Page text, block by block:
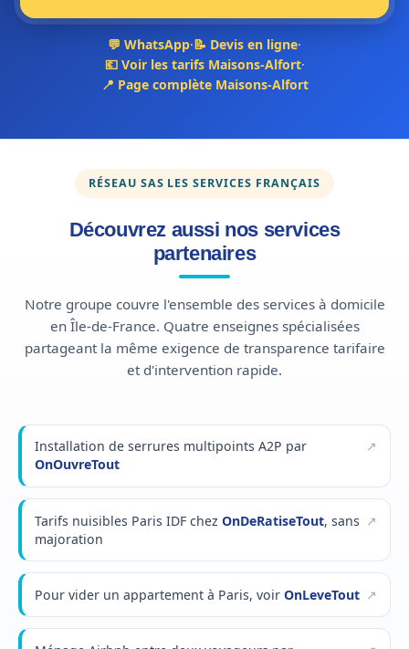
💬 WhatsApp·📝 Devis en ligne·
💶 Voir les tarifs Maisons-Alfort·
📍 Page complète Maisons-Alfort
RÉSEAU SAS LES SERVICES FRANÇAIS
Découvrez aussi nos services
partenaires
Notre groupe couvre l'ensemble des services à domicile
en Île-de-France. Quatre enseignes spécialisées
partageant la même exigence de transparence tarifaire
et d'intervention rapide.
Installation de serrures multipoints A2P par
OnOuvreTout
Tarifs nuisibles Paris IDF chez OnDeRatiseTout, sans
majoration
Pour vider un appartement à Paris, voir OnLeveTout